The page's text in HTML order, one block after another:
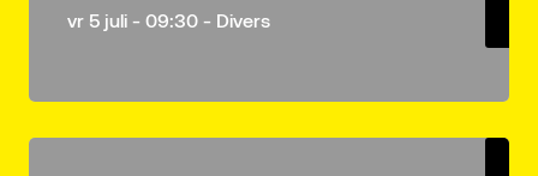
vr 5 juli - 09:30 - Divers